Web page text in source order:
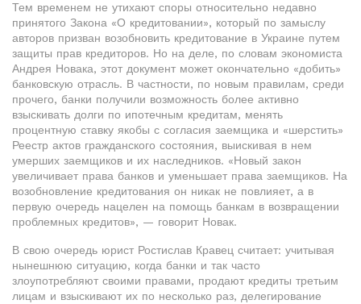
Тем временем не утихают споры относительно недавно
принятого Закона «О кредитовании», который по замыслу
авторов призван возобновить кредитование в Украине путем
защиты прав кредиторов. Но на деле, по словам экономиста
Андрея Новака, этот документ может окончательно «добить»
банковскую отрасль. В частности, по новым правилам, среди
прочего, банки получили возможность более активно
взыскивать долги по ипотечным кредитам, менять
процентную ставку якобы с согласия заемщика и «шерстить»
Реестр актов гражданского состояния, выискивая в нем
умерших заемщиков и их наследников. «Новый закон
увеличивает права банков и уменьшает права заемщиков. На
возобновление кредитования он никак не повлияет, а в
первую очередь нацелен на помощь банкам в возвращении
проблемных кредитов», — говорит Новак.
В свою очередь юрист Ростислав Кравец считает: учитывая
нынешнюю ситуацию, когда банки и так часто
злоупотребляют своими правами, продают кредиты третьим
лицам и взыскивают их по несколько раз, делегирование